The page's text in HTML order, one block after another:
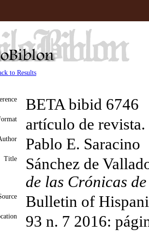
to Results
BETA bibid 6746
artículo de
Pablo E. Saracino
Title
Sánchez de
de las Crónicas
Bulletin of
93 n. 7 2016: